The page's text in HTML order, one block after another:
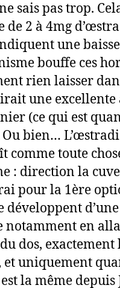
sais pas trop.
de 2 à 4mg
une
bouffe ces
rien laisser
une
(ce qui est
bien…
comme toute
: direction la
pour la 1ère
développent
notamment en
dos, exactement
uniquement
la même depuis